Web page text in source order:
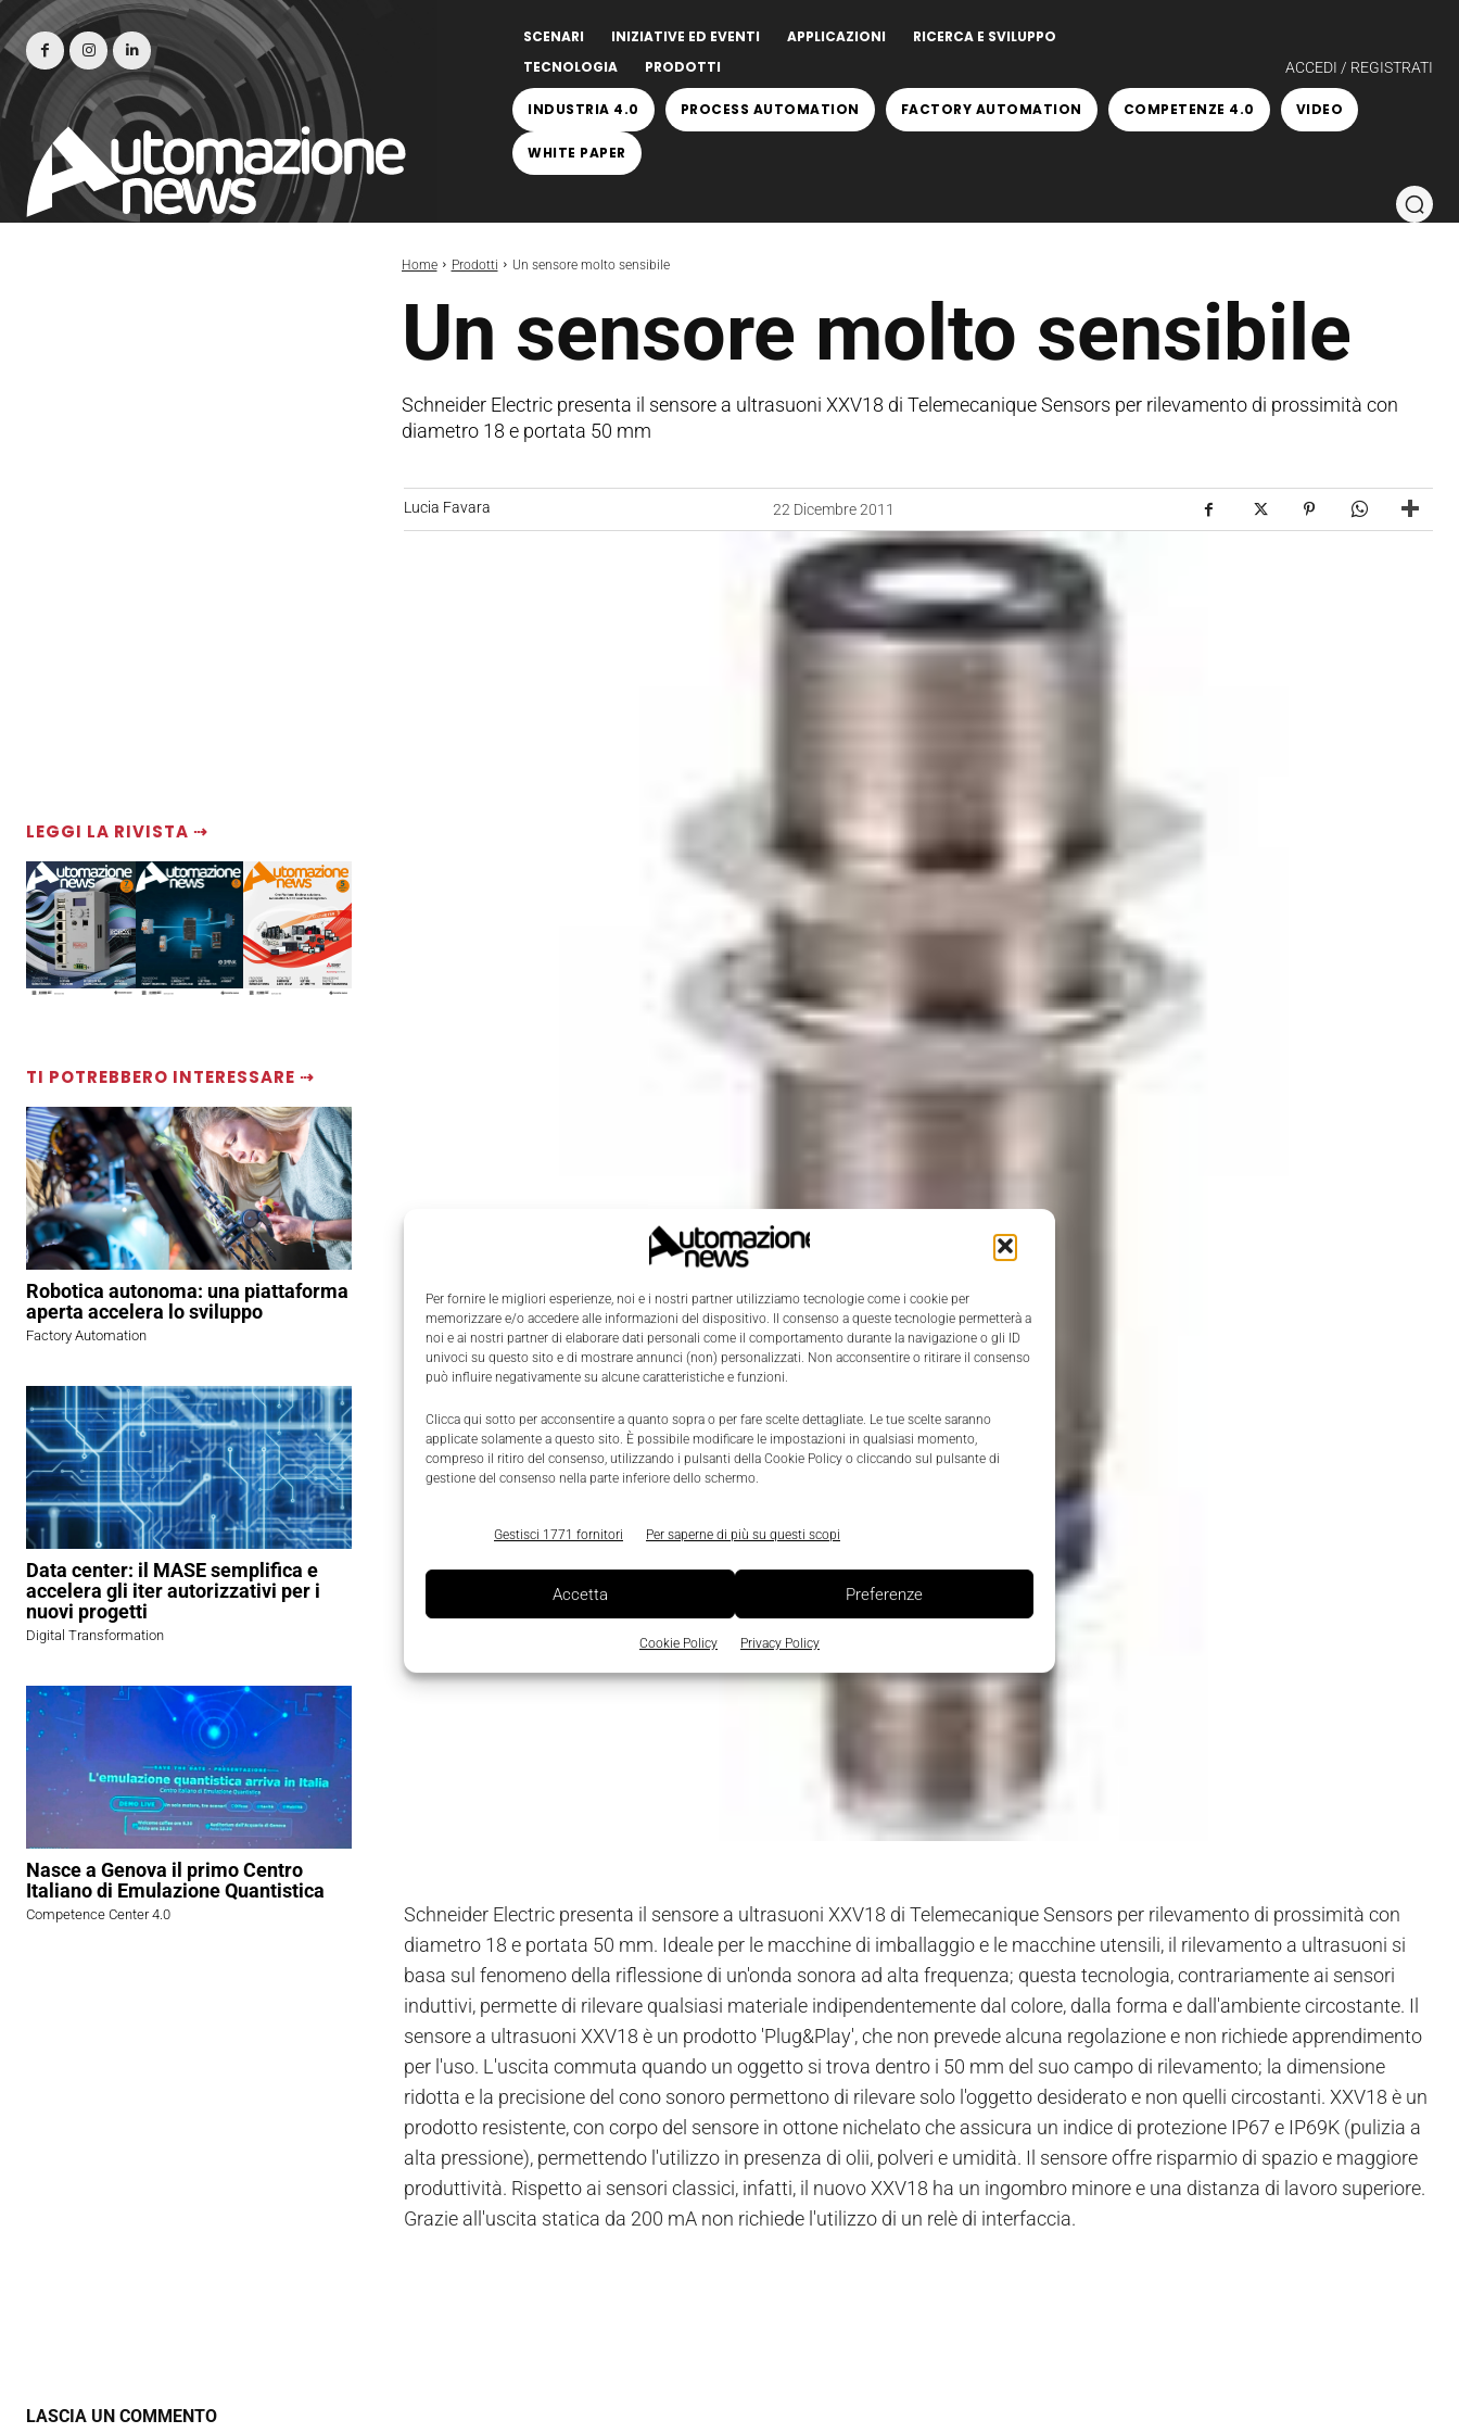
Per fornire le migliori esperienze, noi e i nostri partner utilizziamo tecnologie come i cookie per
memorizzare e/o accedere alle informazioni del dispositivo. Il consenso a queste tecnologie permetterà a
noi e ai nostri partner di elaborare dati personali come il comportamento durante la navigazione o gli ID
univoci su questo sito e di mostrare annunci (non) personalizzati. Non acconsentire o ritirare il consenso
può influire negativamente su alcune caratteristiche e funzioni.
Clicca qui sotto per acconsentire a quanto sopra o per fare scelte dettagliate. Le tue scelte saranno
applicate solamente a questo sito. È possibile modificare le impostazioni in qualsiasi momento,
compreso il ritiro del consenso, utilizzando i pulsanti della Cookie Policy o cliccando sul pulsante di
gestione del consenso nella parte inferiore dello schermo.
Gestisci 1771 fornitori Per saperne di più su questi scopi
Accetta Preferenze
Cookie Policy Privacy Policy
SCENARI INIZIATIVE ED EVENTI APPLICAZIONI
RICERCA E SVILUPPO
TECNOLOGIA
PRODOTTI ACCEDI / REGISTRATI
INDUSTRIA 4.0 PROCESS AUTOMATION FACTORY AUTOMATION COMPETENZE 4.0 VIDEO
WHITE PAPER
Home Prodotti Un sensore molto sensibile
Un sensore molto sensibile
Schneider Electric presenta il sensore a ultrasuoni XXV18 di Telemecanique Sensors per rilevamento di prossimità con
diametro 18 e portata 50 mm
LEGGI LA RIVISTA ⇢
TI POTREBBERO INTERESSARE ⇢
Robotica autonoma: una piattaforma
aperta accelera lo sviluppo
Factory Automation
Data center: il MASE semplifica e
accelera gli iter autorizzativi per i
nuovi progetti
Digital Transformation
Nasce a Genova il primo Centro
Italiano di Emulazione Quantistica
Competence Center 4.0
Lucia Favara 22 Dicembre 2011
Schneider Electric presenta il sensore a ultrasuoni XXV18 di Telemecanique Sensors per rilevamento di prossimità con
diametro 18 e portata 50 mm. Ideale per le macchine di imballaggio e le macchine utensili, il rilevamento a ultrasuoni si
basa sul fenomeno della riflessione di un'onda sonora ad alta frequenza; questa tecnologia, contrariamente ai sensori
induttivi, permette di rilevare qualsiasi materiale indipendentemente dal colore, dalla forma e dall'ambiente circostante. Il
sensore a ultrasuoni XXV18 è un prodotto 'Plug&Play', che non prevede alcuna regolazione e non richiede apprendimento
per l'uso. L'uscita commuta quando un oggetto si trova dentro i 50 mm del suo campo di rilevamento; la dimensione
ridotta e la precisione del cono sonoro permettono di rilevare solo l'oggetto desiderato e non quelli circostanti. XXV18 è un
prodotto resistente, con corpo del sensore in ottone nichelato che assicura un indice di protezione IP67 e IP69K (pulizia a
alta pressione), permettendo l'utilizzo in presenza di olii, polveri e umidità. Il sensore offre risparmio di spazio e maggiore
produttività. Rispetto ai sensori classici, infatti, il nuovo XXV18 ha un ingombro minore e una distanza di lavoro superiore.
Grazie all'uscita statica da 200 mA non richiede l'utilizzo di un relè di interfaccia.
LASCIA UN COMMENTO